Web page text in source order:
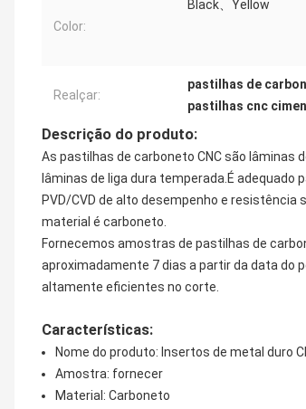
Color:
Black、Yellow
Realçar:
pastilhas de
pastilhas cnc
Descrição do produto:
As pastilhas de carboneto CNC são
lâminas de liga dura temperada.É
PVD/CVD de alto desempenho e
material é carboneto.
Fornecemos amostras de pastilhas de
aproximadamente 7 dias a partir da data do
altamente eficientes no corte.
Características:
Nome do produto: Insertos de metal duro
Amostra: fornecer
Material: Carboneto